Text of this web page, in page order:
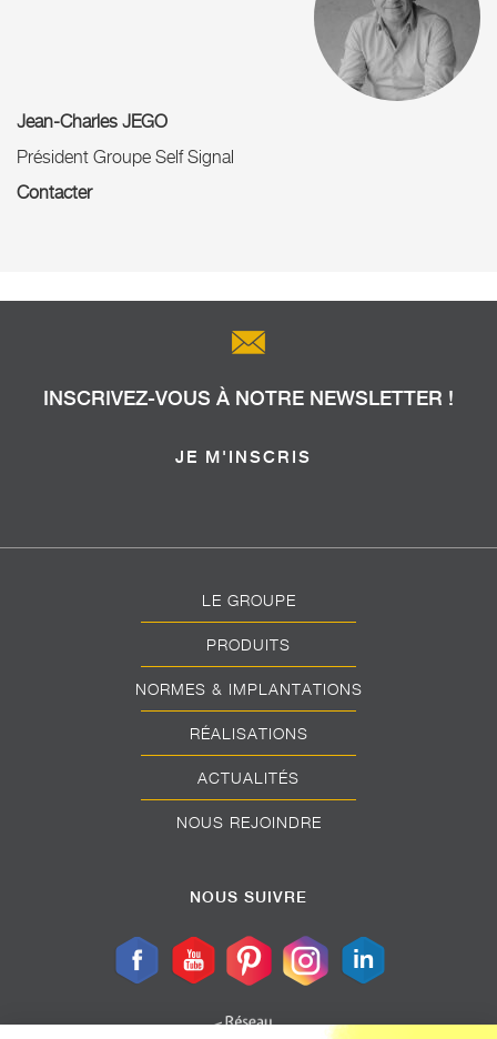
Jean-Charles JEGO
Président Groupe Self Signal
Contacter
INSCRIVEZ-VOUS À NOTRE NEWSLETTER !
JE M'INSCRIS
LE GROUPE
PRODUITS
NORMES & IMPLANTATIONS
RÉALISATIONS
ACTUALITÉS
NOUS REJOINDRE
NOUS SUIVRE